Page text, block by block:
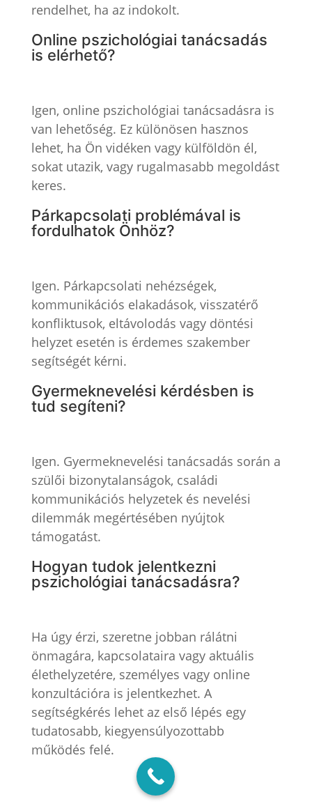
rendelhet, ha az indokolt.
Online pszichológiai tanácsadás
is elérhető?
Igen, online pszichológiai tanácsadásra is
van lehetőség. Ez különösen hasznos
lehet, ha Ön vidéken vagy külföldön él,
sokat utazik, vagy rugalmasabb megoldást
keres.
Párkapcsolati problémával is
fordulhatok Önhöz?
Igen. Párkapcsolati nehézségek,
kommunikációs elakadások, visszatérő
konfliktusok, eltávolodás vagy döntési
helyzet esetén is érdemes szakember
segítségét kérni.
Gyermeknevelési kérdésben is
tud segíteni?
Igen. Gyermeknevelési tanácsadás során a
szülői bizonytalanságok, családi
kommunikációs helyzetek és nevelési
dilemmák megértésében nyújtok
támogatást.
Hogyan tudok jelentkezni
pszichológiai tanácsadásra?
Ha úgy érzi, szeretne jobban rálátni
önmagára, kapcsolataira vagy aktuális
élethelyzetére, személyes vagy online
konzultációra is jelentkezhet. A
segítségkérés lehet az első lépés egy
tudatosabb, kiegyensúlyozottabb
működés felé.